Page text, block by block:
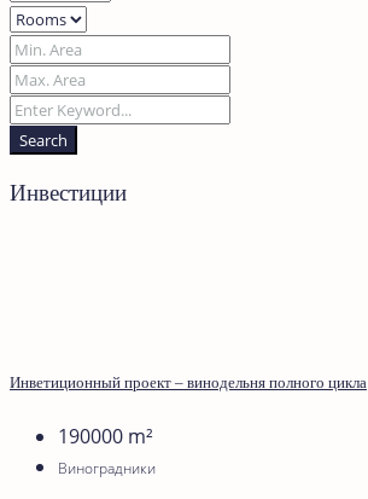
Search
Инвестиции
Инветиционный проект – винодельня полного цикла
190000 m²
Виноградники